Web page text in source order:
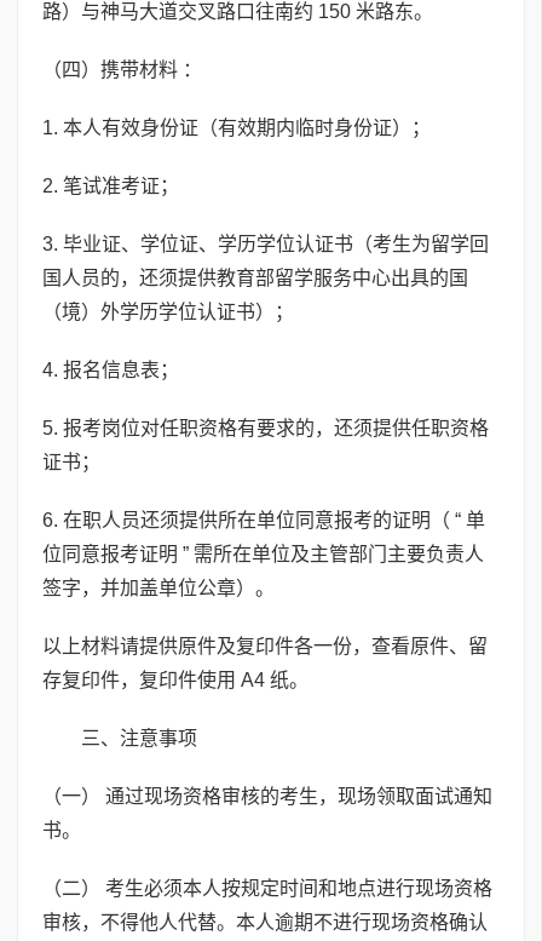
路）与神马大道交叉路口往南约 150 米路东。
（四）携带材料 ：
1. 本人有效身份证（有效期内临时身份证）；
2. 笔试准考证；
3. 毕业证、学位证、学历学位认证书（考生为留学回
国人员的，还须提供教育部留学服务中心出具的国
（境）外学历学位认证书）；
4. 报名信息表；
5. 报考岗位对任职资格有要求的，还须提供任职资格
证书；
6. 在职人员还须提供所在单位同意报考的证明（ “ 单
位同意报考证明 ” 需所在单位及主管部门主要负责人
签字，并加盖单位公章）。
以上材料请提供原件及复印件各一份，查看原件、留
存复印件，复印件使用 A4 纸。
三、注意事项
（一） 通过现场资格审核的考生，现场领取面试通知
书。
（二） 考生必须本人按规定时间和地点进行现场资格
审核，不得他人代替。本人逾期不进行现场资格确认